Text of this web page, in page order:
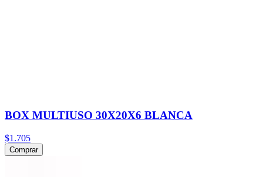
BOX MULTIUSO 30X20X6 BLANCA
$1.705
Comprar